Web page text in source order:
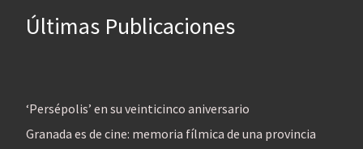
Últimas Publicaciones
‘Persépolis’ en su veinticinco aniversario
Granada es de cine: memoria fílmica de una provincia